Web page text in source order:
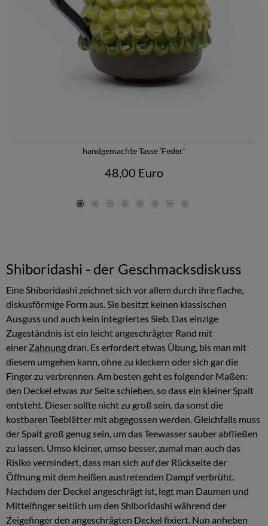
handgemachte Tasse 'Feder'
48,00 Euro
Shiboridashi - der Geschmacksdiskuss
Eine Shiboridashi zeichnet sich vor allem durch ihre flache,
diskusförmige Form aus. Sie besitzt keinen klassischen
Ausguss und auch kein integriertes Sieb. Das einzige
Zugeständnis ist ein leicht angeschrägter Rand mit
einer Zahnungdran. Es erfordert etwas Übung, bis man mit
diesem umgehen kann, ohne zu kleckern oder sich gar die
Finger zu verbrennen. Am besten geht es folgender Maßen:
den Deckel etwas zur Seite schieben, so dass ein kleiner Spalt
entsteht. Dieser sollte nicht zu groß sein, da sonst die
kostbaren Teeblätter mit abgegossen werden. Gleichfalls muss
der Spalt groß genug sein, um das Teewasser sauber abfließen
zu lassen. Umso kleiner, umso besser, zumal man auch das
Risiko vermindert, dass man sich auf der Rückseite der
Öffnung mit dem heißen austretenden Dampf verbrüht.
Nachdem der Deckel angeschrägt ist, legt man Daumen und
Mittelfinger seitlich um den Shiboridashi während der
Zeigefinger den angeschrägten Deckel fixiert. Nun anheben